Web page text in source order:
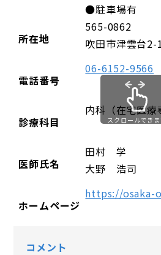
●駐車場有
所在地
565-0862
吹田市津雲台2-
電話番号
06-6152-9566
診療科目
内科（在宅医療
医師氏名
田村 学
大野 浩司
ホームページ
https://osaka-
スクロールできま
コメント